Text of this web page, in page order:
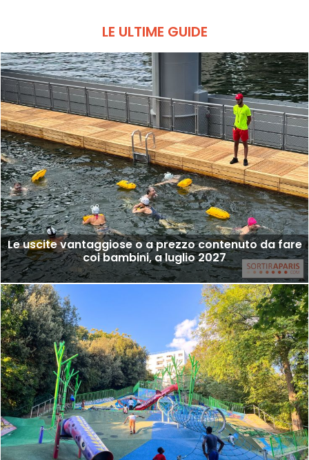
LE ULTIME GUIDE
Le uscite vantaggiose o a prezzo contenuto da fare
coi bambini, a luglio 2027